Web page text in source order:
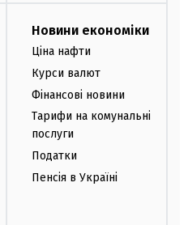
Новини економіки
Ціна нафти
Курси валют
Фінансові новини
Тарифи на комунальні
послуги
Податки
Пенсія в Україні